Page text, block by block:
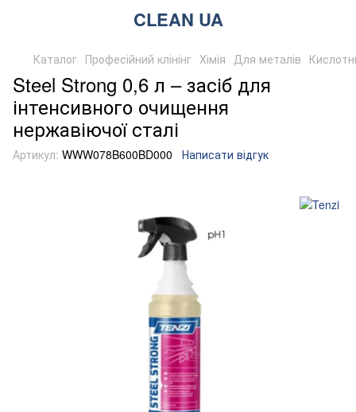
CLEAN UA
Каталог Професійний клінінг Хімія Для металів
Steel Strong 0,6 л – засіб для
інтенсивного очищення
нержавіючої сталі
Артикул: WWW078B600BD000 Написати відгук